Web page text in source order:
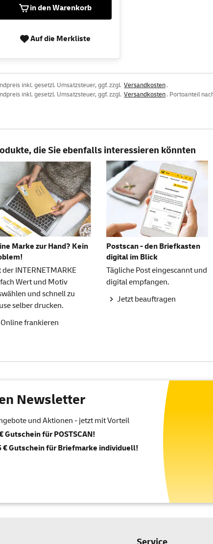
in den Warenkorb
Auf die Merkliste
inkl. gesetzl. Umsatzsteuer, ggf. zzgl. Versandkosten.
inkl. gesetzl. Umsatzsteuer, ggf. zzgl. Versandkosten. Portoanteil
die Sie ebenfalls interessieren könnten
Marke zur Hand? Kein
der INTERNETMARKE
Wert und Motiv
und schnell zu
selber drucken.
Online frankieren
Postscan - den Briefkasten
digital im Blick
Tägliche Post eingescannt und
digital empfangen.
Jetzt beauftragen
Newsletter
und Aktionen - jetzt mit Vorteil
Gutschein für POSTSCAN!
€ Gutschein für Briefmarke individuell!